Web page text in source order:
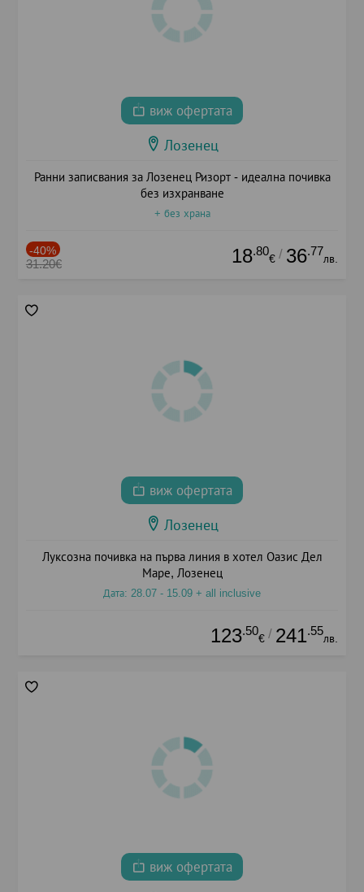
виж офертата
Лозенец
Ранни записвания за Лозенец Ризорт - идеална почивка
без изхранване
+ без храна
-40%
31.20€ 18.80
€ / 36.77
лв.
виж офертата
Лозенец
Луксозна почивка на първа линия в хотел Оазис Дел
Маре, Лозенец
Дата: 28.07 - 15.09 + all inclusive
123.50
€ / 241.55
лв.
виж офертата